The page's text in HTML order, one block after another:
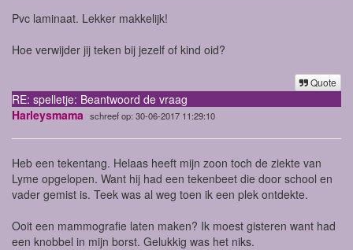
Pvc laminaat. Lekker makkelijk!
Hoe verwijder jij teken bij jezelf of kind oid?
Quote
RE: spelletje: Beantwoord de vraag
Harleysmama schreef op: 30-06-2017 11:29:10
Heb een tekentang. Helaas heeft mijn zoon toch de ziekte van
Lyme opgelopen. Want hij had een tekenbeet die door school en
vader gemist is. Teek was al weg toen ik een plek ontdekte.
Ooit een mammografie laten maken? Ik moest gisteren want had
een knobbel in mijn borst. Gelukkig was het niks.